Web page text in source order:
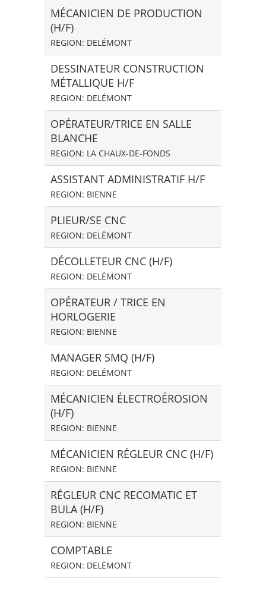
MÉCANICIEN DE PRODUCTION
(H/F)
REGION: DELÉMONT
DESSINATEUR CONSTRUCTION
MÉTALLIQUE H/F
REGION: DELÉMONT
OPÉRATEUR/TRICE EN SALLE
BLANCHE
REGION: LA CHAUX-DE-FONDS
ASSISTANT ADMINISTRATIF H/F
REGION: BIENNE
PLIEUR/SE CNC
REGION: DELÉMONT
DÉCOLLETEUR CNC (H/F)
REGION: DELÉMONT
OPÉRATEUR / TRICE EN
HORLOGERIE
REGION: BIENNE
MANAGER SMQ (H/F)
REGION: DELÉMONT
MÉCANICIEN ÉLECTROÉROSION
(H/F)
REGION: BIENNE
MÉCANICIEN RÉGLEUR CNC (H/F)
REGION: BIENNE
RÉGLEUR CNC RECOMATIC ET
BULA (H/F)
REGION: BIENNE
COMPTABLE
REGION: DELÉMONT